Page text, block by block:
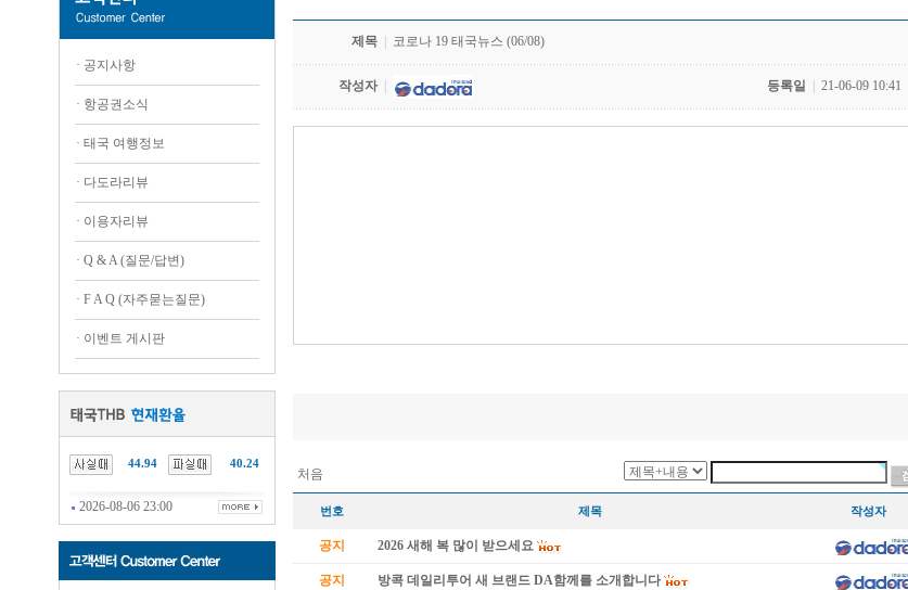
· 공지사항
· 항공권소식
· 태국 여행정보
· 다도라리뷰
· 이용자리뷰
· Q & A (질문/답변)
· F A Q (자주묻는질문)
· 이벤트 게시판
44.94 40.24
2026-08-06 23:00
제목 코로나 19 태국뉴스 (06/08)
작성자 등록일 21-06-09 10:41
처음
번호 제목 작성자
공지 2026 새해 복 많이 받으세요
공지 방콕 데일리투어 새 브랜드 DA함께를 소개합니다